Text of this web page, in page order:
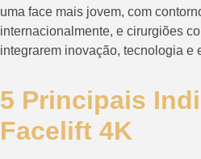
uma face mais jovem, com
internacionalmente, e cirurgiões
integrarem inovação, tecnologia e
5 Principais
Facelift 4K